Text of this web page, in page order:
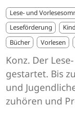
Lese- und
Leseförderung
Bücher
Vorlesen
Konz. Der
gestartet. Bis
und
zuhören und